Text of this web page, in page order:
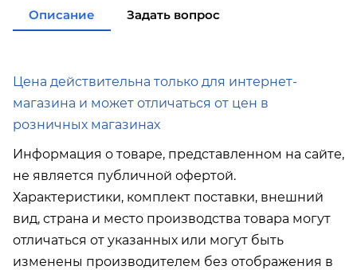
35 000р
в город Поронайск при покупке
Описание Задать вопрос
Цена действительна только для интернет-
магазина и может отличаться от цен в
розничных магазинах
Информация о товаре, представленном на сайте,
не является публичной офертой.
Характеристики, комплект поставки, внешний
вид, страна и место производства товара могут
отличаться от указанных или могут быть
изменены производителем без отображения в